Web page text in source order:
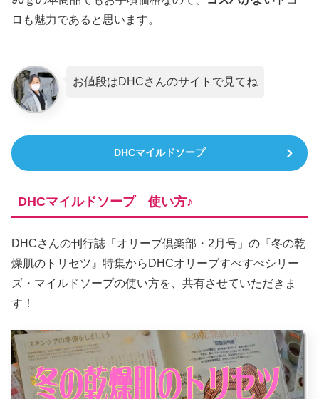
ロも魅力であると思います。
お値段はDHCさんのサイトで見てね
DHCマイルドソープ
DHCマイルドソープ 使い方♪
DHCさんの刊行誌「オリーブ倶楽部・2月号」の『冬の乾
燥肌のトリセツ』特集からDHCオリーブすべすべシリー
ズ・マイルドソープの使い方を、共有させていただきま
す！